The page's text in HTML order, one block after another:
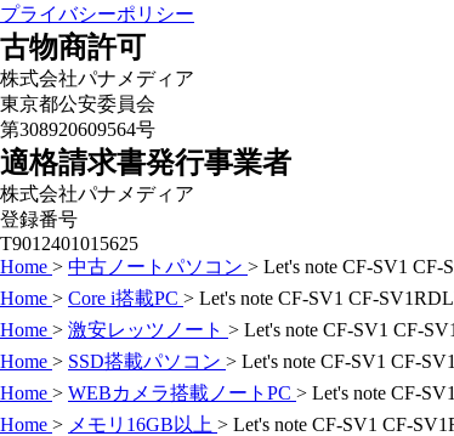
プライバシーポリシー
古物商許可
株式会社パナメディア
東京都公安委員会
第308920609564号
適格請求書発行事業者
株式会社パナメディア
登録番号
T9012401015625
Home > 中古ノートパソコン > Let's note CF-SV1 CF-
Home > Core i搭載PC > Let's note CF-SV1 CF-
Home > 激安レッツノート > Let's note CF-SV1 CF-
Home > SSD搭載パソコン > Let's note CF-SV1 CF-
Home > WEBカメラ搭載ノートPC > Let's note CF-
Home > メモリ16GB以上 > Let's note CF-SV1 CF-